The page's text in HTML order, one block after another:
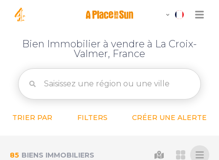
Bien Immobilier à vendre à La Croix-
Valmer, France
TRIER PAR FILTERS CRÉER UNE ALERTE
85 BIENS IMMOBILIERS